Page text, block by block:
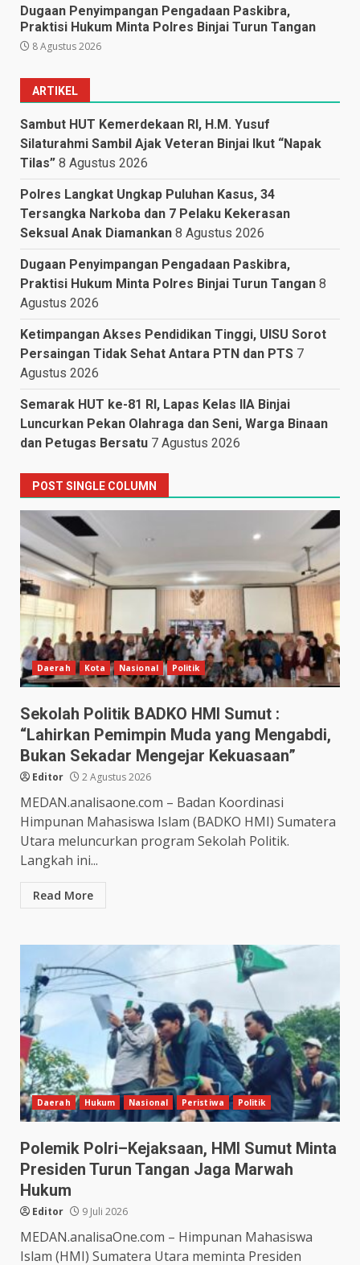
Dugaan Penyimpangan Pengadaan Paskibra,
Praktisi Hukum Minta Polres Binjai Turun Tangan
8 Agustus 2026
ARTIKEL
Sambut HUT Kemerdekaan RI, H.M. Yusuf
Silaturahmi Sambil Ajak Veteran Binjai Ikut “Napak
Tilas” 8 Agustus 2026
Polres Langkat Ungkap Puluhan Kasus, 34
Tersangka Narkoba dan 7 Pelaku Kekerasan
Seksual Anak Diamankan 8 Agustus 2026
Dugaan Penyimpangan Pengadaan Paskibra,
Praktisi Hukum Minta Polres Binjai Turun Tangan 8
Agustus 2026
Ketimpangan Akses Pendidikan Tinggi, UISU Sorot
Persaingan Tidak Sehat Antara PTN dan PTS 7
Agustus 2026
Semarak HUT ke-81 RI, Lapas Kelas IIA Binjai
Luncurkan Pekan Olahraga dan Seni, Warga Binaan
dan Petugas Bersatu 7 Agustus 2026
POST SINGLE COLUMN
Daerah Kota Nasional Politik
Sekolah Politik BADKO HMI Sumut :
“Lahirkan Pemimpin Muda yang Mengabdi,
Bukan Sekadar Mengejar Kekuasaan”
Editor 2 Agustus 2026
MEDAN.analisaone.com – Badan Koordinasi
Himpunan Mahasiswa Islam (BADKO HMI) Sumatera
Utara meluncurkan program Sekolah Politik.
Langkah ini...
Read More
Daerah Hukum Nasional Peristiwa Politik
Polemik Polri–Kejaksaan, HMI Sumut Minta
Presiden Turun Tangan Jaga Marwah
Hukum
Editor 9 Juli 2026
MEDAN.analisaOne.com – Himpunan Mahasiswa
Islam (HMI) Sumatera Utara meminta Presiden